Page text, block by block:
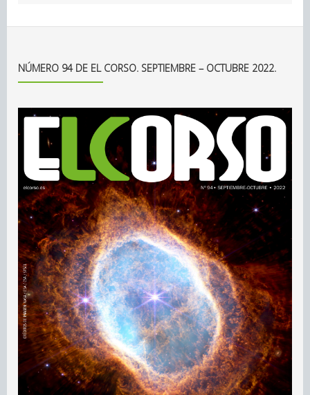
NÚMERO 94 DE EL CORSO. SEPTIEMBRE – OCTUBRE 2022.